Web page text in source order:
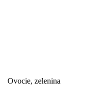
Ovocie, zelenina